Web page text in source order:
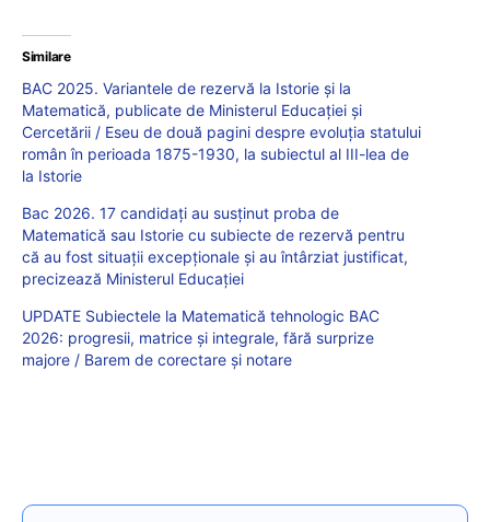
Similare
BAC 2025. Variantele de rezervă la Istorie și la
Matematică, publicate de Ministerul Educației și
Cercetării / Eseu de două pagini despre evoluția statului
român în perioada 1875-1930, la subiectul al III-lea de
la Istorie
Bac 2026. 17 candidați au susținut proba de
Matematică sau Istorie cu subiecte de rezervă pentru
că au fost situații excepționale și au întârziat justificat,
precizează Ministerul Educației
UPDATE Subiectele la Matematică tehnologic BAC
2026: progresii, matrice și integrale, fără surprize
majore / Barem de corectare și notare